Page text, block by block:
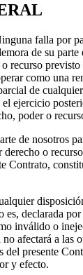
falla por
de su
recurso previsto
como una
de
ejercicio
poder o
de nosotros
o
Contrato,
es, declarada
inválido o
afectará a las
del presente
y efecto.